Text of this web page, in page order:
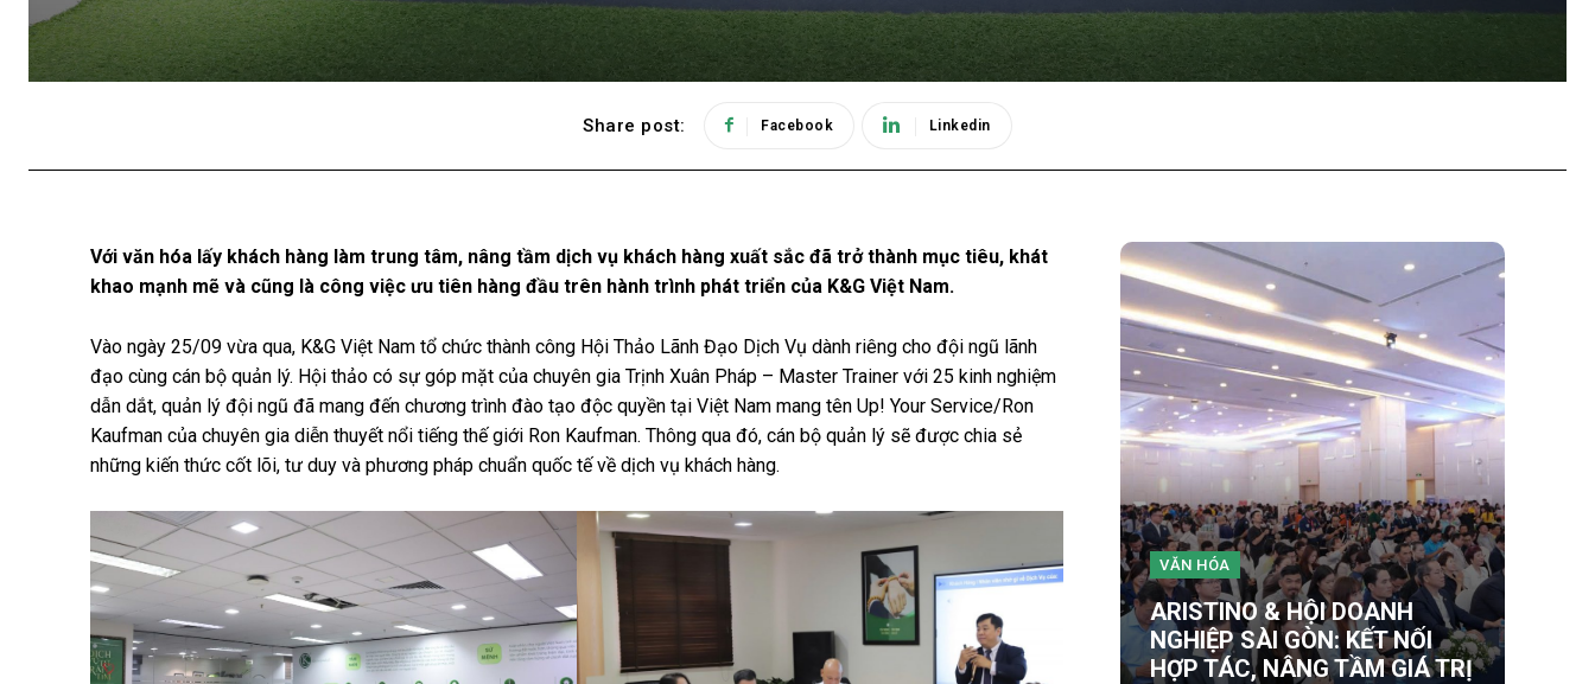
Share post: Facebook Linkedin
Với văn hóa lấy khách hàng làm trung tâm, nâng tầm dịch vụ khách hàng xuất sắc đã trở thành mục tiêu, khát
khao mạnh mẽ và cũng là công việc ưu tiên hàng đầu trên hành trình phát triển của K&G Việt Nam.
Vào ngày 25/09 vừa qua, K&G Việt Nam tổ chức thành công Hội Thảo Lãnh Đạo Dịch Vụ dành riêng cho đội ngũ lãnh
đạo cùng cán bộ quản lý. Hội thảo có sự góp mặt của chuyên gia Trịnh Xuân Pháp – Master Trainer với 25 kinh nghiệm
dẫn dắt, quản lý đội ngũ đã mang đến chương trình đào tạo độc quyền tại Việt Nam mang tên Up! Your Service/Ron
Kaufman của chuyên gia diễn thuyết nổi tiếng thế giới Ron Kaufman. Thông qua đó, cán bộ quản lý sẽ được chia sẻ
những kiến thức cốt lõi, tư duy và phương pháp chuẩn quốc tế về dịch vụ khách hàng.
VĂN HÓA
ARISTINO & HỘI DOANH
NGHIỆP SÀI GÒN: KẾT NỐI
HỢP TÁC, NÂNG TẦM GIÁ TRỊ